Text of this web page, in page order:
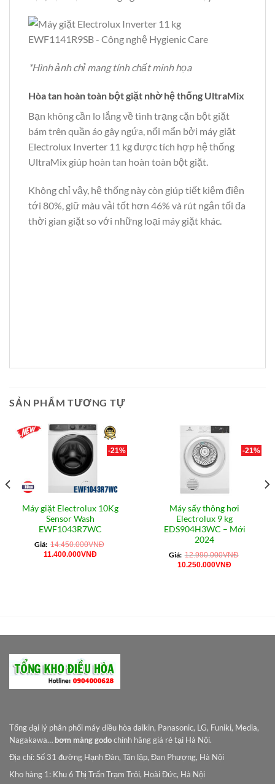
*Hình ảnh chỉ mang tính chất minh họa
Hòa tan hoàn toàn bột giặt nhờ hệ thống UltraMix
Bạn không cần lo lắng về tình trạng cặn bột giặt
bám trên quần áo gây ngứa, nổi mẩn bởi máy giặt
Electrolux Inverter 11 kg được tích hợp hệ thống
UltraMix giúp hoàn tan hoàn toàn bột giặt.
Không chỉ vậy, hệ thống này còn giúp tiết kiệm điện
tới 80%, giữ màu vải tốt hơn 46% và rút ngắn tối đa
thời gian giặt so với những loại máy giặt khác.
SẢN PHẨM TƯƠNG TỰ
-21%
Máy giặt Electrolux 10Kg
Sensor Wash
EWF1043R7WC
Giá: 14.450.000VNĐ
Giá
11.400.000VNĐGiá
-21%
Máy sấy thông hơi
Electrolux 9 kg
EDS904H3WC – Mới
2024
Giá: 12.990.000VNĐ
Giá
10.250.000VNĐGiá
Tổng đại lý phân phối máy điều hòa daikin, Panasonic, LG, Funiki, Media,
Nagakawa… bơm màng godochính hãng giá rẻ tại Hà Nội.
Địa chỉ: Số 31 đường Hạnh Đàn, Tân lập, Đan Phượng, Hà Nội
Kho hàng 1: Khu 6 Thị Trấn Trạm Trôi, Hoài Đức, Hà Nội